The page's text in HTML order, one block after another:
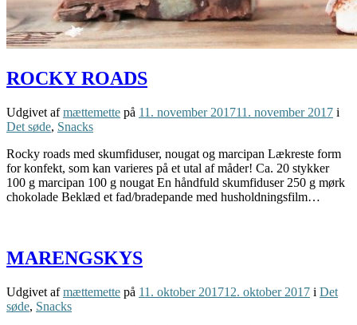
ROCKY ROADS
Udgivet afmættemette på 11. november 201711. november 2017 i
Det søde, Snacks
Rocky roads med skumfiduser, nougat og marcipan Lækreste form
for konfekt, som kan varieres på et utal af måder! Ca. 20 stykker
100 g marcipan 100 g nougat En håndfuld skumfiduser 250 g mørk
chokolade Beklæd et fad/bradepande med husholdningsfilm…
MARENGSKYS
Udgivet afmættemette på 11. oktober 201712. oktober 2017 i Det
søde, Snacks